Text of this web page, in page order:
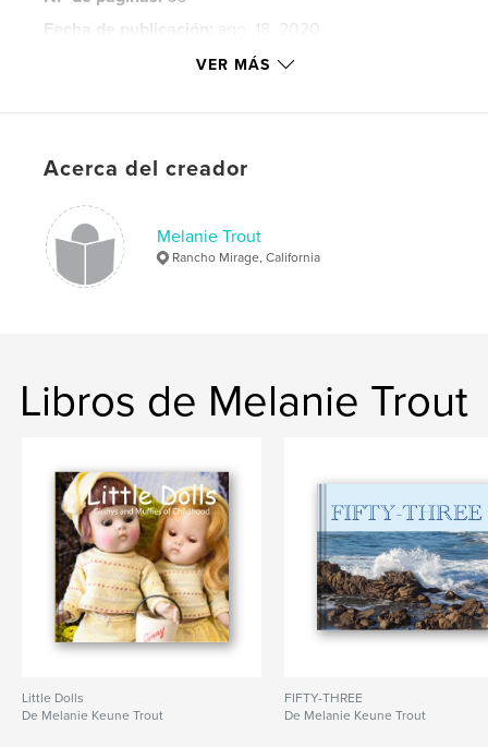
Fecha de publicación:
ago. 18, 2020
Elsa , Hintz
VER MÁS
Acerca del creador
Melanie Trout
Rancho Mirage, California
Libros de Melanie Trout
Little Dolls
De Melanie Keune Trout
FIFTY-THREE
De Melanie Keune Trout